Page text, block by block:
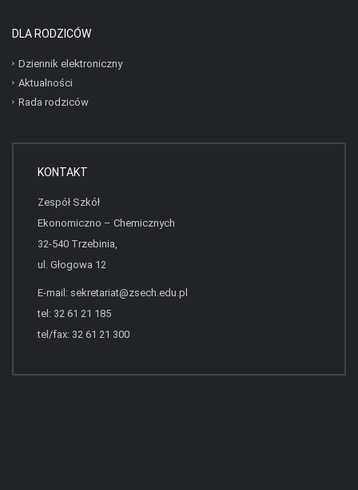
DLA RODZICÓW
Dziennik elektroniczny
Aktualności
Rada rodziców
KONTAKT
Zespół Szkół
Ekonomiczno – Chemicznych
32-540 Trzebinia,
ul. Głogowa 12
E-mail: sekretariat@zsech.edu.pl
tel: 32 61 21 185
tel/fax: 32 61 21 300